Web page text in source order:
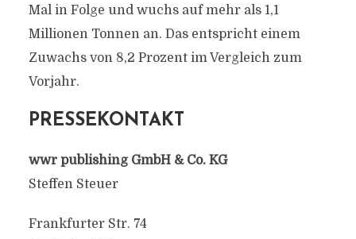
Mal in Folge und wuchs auf mehr als 1,1
Millionen Tonnen an. Das entspricht einem
Zuwachs von 8,2 Prozent im Vergleich zum
Vorjahr.
PRESSEKONTAKT
wwr publishing GmbH & Co. KG
Steffen Steuer
Frankfurter Str. 74